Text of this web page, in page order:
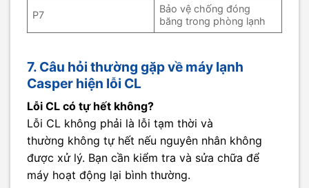
P7
Bảo vệ chống đóng
băng trong phòng lạnh
7. Câu hỏi thường gặp về máy lạnh
Casper hiện lỗi CL
Lỗi CL có tự hết không?
Lỗi CL không phải là lỗi tạm thời và
thường không tự hết nếu nguyên nhân không
được xử lý. Bạn cần kiểm tra và sửa chữa để
máy hoạt động lại bình thường.